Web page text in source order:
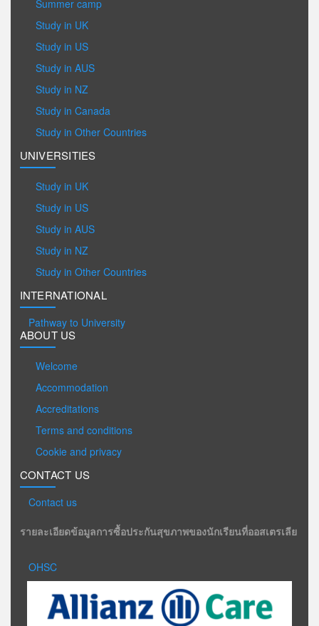
Summer camp
Study in UK
Study in US
Study in AUS
Study in NZ
Study in Canada
Study in Other Countries
UNIVERSITIES
Study in UK
Study in US
Study in AUS
Study in NZ
Study in Other Countries
INTERNATIONAL
Pathway to University
ABOUT US
Welcome
Accommodation
Accreditations
Terms and conditions
Cookie and privacy
CONTACT US
Contact us
รายละเอียดข้อมูลการซื้อประกันสุขภาพของนักเรียนที่ออสเตรเลีย
OHSC